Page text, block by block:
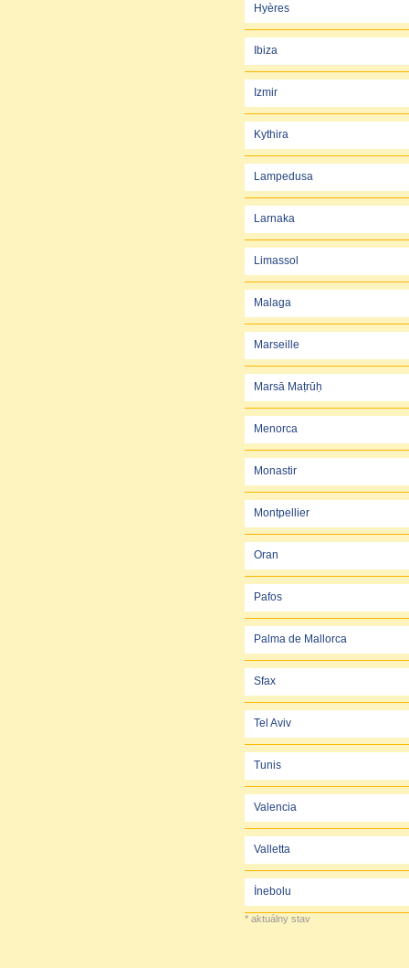
Hyères
Ibiza
Izmir
Kythira
Lampedusa
Larnaka
Limassol
Malaga
Marseille
Marsā Maṭrūḥ
Menorca
Monastir
Montpellier
Oran
Pafos
Palma de Mallorca
Sfax
Tel Aviv
Tunis
Valencia
Valletta
İnebolu
* aktuálny stav